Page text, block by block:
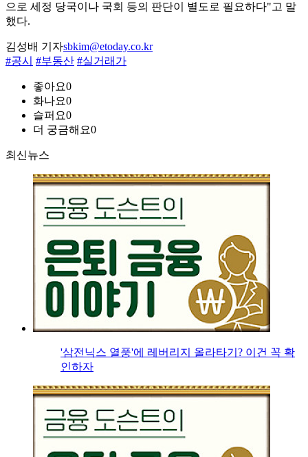
으로 세정 당국이나 국회 등의 판단이 별도로 필요하다"고 말
했다.
김성배 기자sbkim@etoday.co.kr
#공시 #부동산 #실거래가
좋아요0
화나요0
슬퍼요0
더 궁금해요0
최신뉴스
'삼전닉스 열풍'에 레버리지 올라타기? 이건 꼭 확
인하자